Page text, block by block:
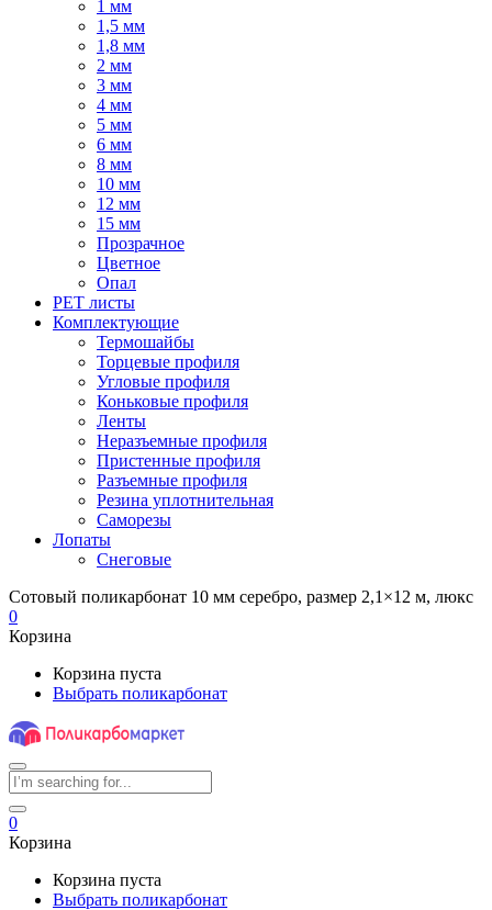
1 мм
1,5 мм
1,8 мм
2 мм
3 мм
4 мм
5 мм
6 мм
8 мм
10 мм
12 мм
15 мм
Прозрачное
Цветное
Опал
PET листы
Комплектующие
Термошайбы
Торцевые профиля
Угловые профиля
Коньковые профиля
Ленты
Неразъемные профиля
Пристенные профиля
Разъемные профиля
Резина уплотнительная
Саморезы
Лопаты
Снеговые
Сотовый поликарбонат 10 мм серебро, размер 2,1×12 м, люкс
0
Корзина
Корзина пуста
Выбрать поликарбонат
0
Корзина
Корзина пуста
Выбрать поликарбонат